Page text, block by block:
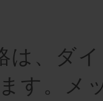
は、ダ
す。メ